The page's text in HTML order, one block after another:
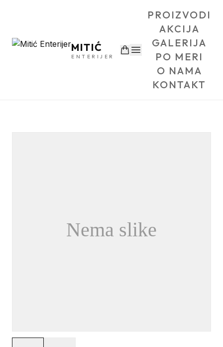
MITIĆ
ENTERIJER
PROIZVODI
AKCIJA
GALERIJA
PO MERI
O NAMA
KONTAKT